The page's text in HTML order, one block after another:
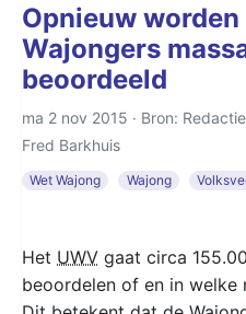
Opnieuw worden
Wajongers
beoordeeld
ma 2 nov 2015 · Bron:
Fred Barkhuis
Wet Wajong Wajong
Het UWV gaat circa
beoordelen of en in welke